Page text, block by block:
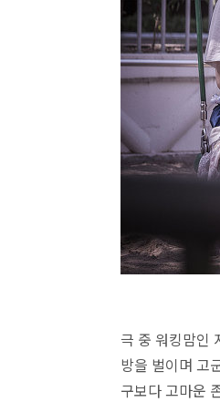
극 중 워킹맘인
방을 벌이며 고
구보다 고마운